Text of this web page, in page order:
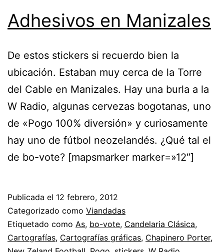
Adhesivos en Manizales
De estos stickers si recuerdo bien la
ubicación. Estaban muy cerca de la Torre
del Cable en Manizales. Hay una burla a la
W Radio, algunas cervezas bogotanas, uno
de «Pogo 100% diversión» y curiosamente
hay uno de fútbol neozelandés. ¿Qué tal el
de bo-vote? [mapsmarker marker=»12″]
Publicada el 12 febrero, 2012
Categorizado como Viandadas
Etiquetado como As, bo-vote, Candelaria Clásica,
Cartografías, Cartografías gráficas, Chapinero Porter,